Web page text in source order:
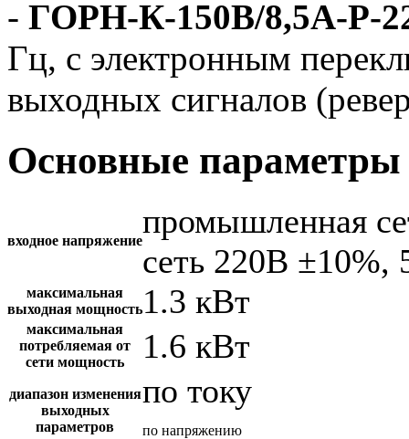
- ГОРН-К-150В/8,5А-Р-
Гц, с электронным
выходных сигналов
Основные параметры
входное напряжение
промышленная
сеть 220В ±10%,
максимальная
выходная мощность1.3 кВт
максимальная
потребляемая от
сети мощность
1.6 кВт
диапазон изменения
выходных
параметров
по току
по напряжению